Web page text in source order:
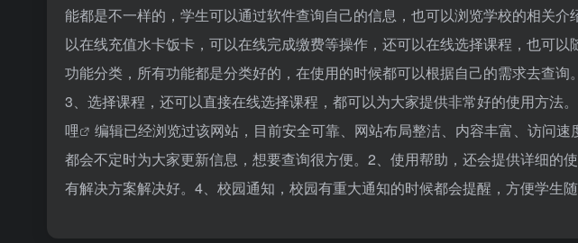
能都是不一样的，学生可以通过软件查询自己的信息，也可以浏览学校的相关
以在线充值水卡饭卡，可以在线完成缴费等操作，还可以在线选择课程，也可
功能分类，所有功能都是分类好的，在使用的时候都可以根据自己的需求去查
3、选择课程，还可以直接在线选择课程，都可以为大家提供非常好的使用方法
哩
编辑已经浏览过该网站，目前安全可靠、网站布局整洁、内容丰富、访问
都会不定时为大家更新信息，想要查询很方便。2、使用帮助，还会提供详细
有解决方案解决好。4、校园通知，校园有重大通知的时候都会提醒，方便学生随